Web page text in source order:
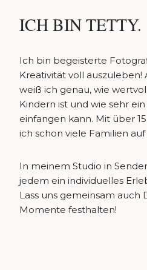
ICH BIN TETTY.
Ich bin begeisterte
Kreativität voll auszuleben!
weiß ich genau, wie
Kindern ist und wie sehr
einfangen kann. Mit über
ich schon viele Familien
In meinem Studio in
jedem ein individuelles
Lass uns gemeinsam auch
Momente festhalten!